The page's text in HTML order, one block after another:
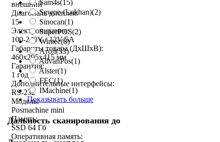
Sam4s(15)
Sewoo (Lukhan)(2)
Sinocan(1)
SuperPOS(2)
Wintec(8)
Атол(33)
AdvanPos(1)
Alster(1)
FEC(1)
IMachine(1)
Показывать больше
Дальность сканирования до
внешний
Диагональ дисплея:
15
Электропитание:
100-240V / 12V/5A
Габариты товара (ДxШxВ):
460x295x415 мм
Гарантия:
1 год
Дополнительные интерфейсы:
RS-232
Модель:
Posmachine mini
Память:
SSD 64 Гб
Оперативная память: